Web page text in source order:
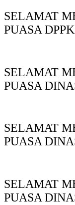
SELAMAT
PUASA
SELAMAT
PUASA
SELAMAT
PUASA
SELAMAT
PUASA